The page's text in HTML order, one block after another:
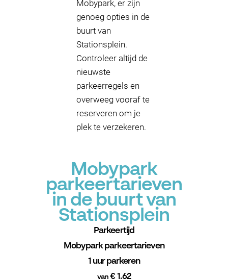
Mobypark, er zijn
genoeg opties in de
buurt van
Stationsplein.
Controleer altijd de
nieuwste
parkeerregels en
overweeg vooraf te
reserveren om je
plek te verzekeren.
Mobypark
parkeertarieven
in de buurt van
Stationsplein
Parkeertijd
Mobypark parkeertarieven
1 uur parkeren
van € 1.62